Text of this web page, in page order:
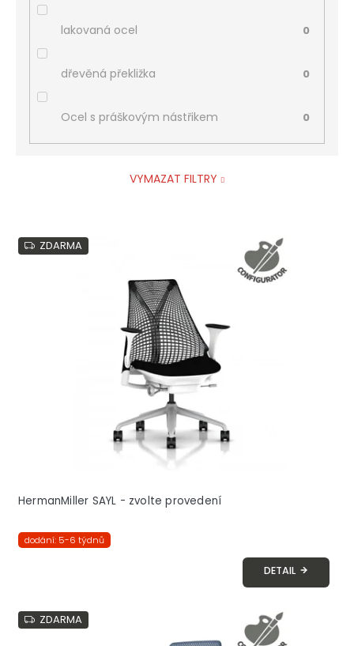
lakovaná ocel 0
dřevěná překližka 0
Ocel s práškovým nástřikem 0
VYMAZAT FILTRY
V
ý ZDARMA
HermanMiller SAYL - zvolte provedení
dodání: 5-6 týdnů
DETAIL
ZDARMA